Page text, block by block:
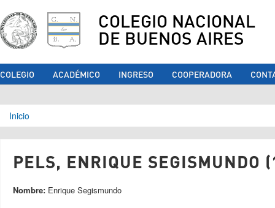
COLEGIO NACIONAL
DE BUENOS AIRES
COLEGIO ACADÉMICO INGRESO COOPERADORA
Se encuentra usted aquí
Inicio
PELS, ENRIQUE SEGISMUNDO
Nombre: Enrique Segismundo